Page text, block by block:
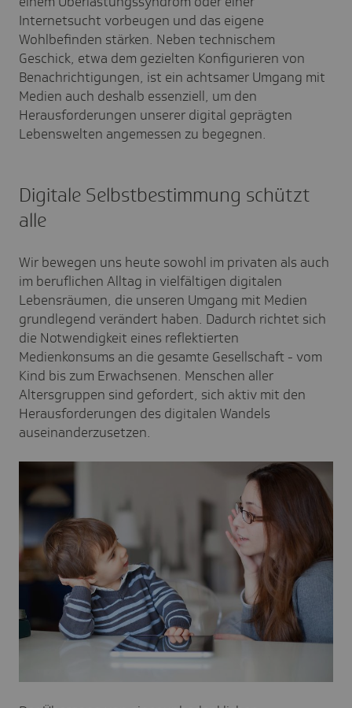
Internetsucht vorbeugen und das eigene
Wohlbefinden stärken. Neben technischem
Geschick, etwa dem gezielten Konfigurieren von
Benachrichtigungen, ist ein achtsamer Umgang mit
Medien auch deshalb essenziell, um den
Herausforderungen unserer digital geprägten
Lebenswelten angemessen zu begegnen.
Digitale Selbstbestimmung schützt
alle
Wir bewegen uns heute sowohl im privaten als auch
im beruflichen Alltag in vielfältigen digitalen
Lebensräumen, die unseren Umgang mit Medien
grundlegend verändert haben. Dadurch richtet sich
die Notwendigkeit eines reflektierten
Medienkonsums an die gesamte Gesellschaft - vom
Kind bis zum Erwachsenen. Menschen aller
Altersgruppen sind gefordert, sich aktiv mit den
Herausforderungen des digitalen Wandels
auseinanderzusetzen.